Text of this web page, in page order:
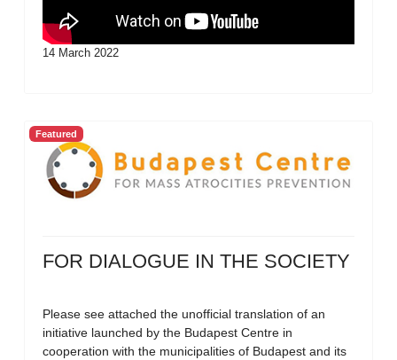
14 March 2022
Featured
FOR DIALOGUE IN THE SOCIETY
Please see attached the unofficial translation of an
initiative launched by the Budapest Centre in
cooperation with the municipalities of Budapest and its